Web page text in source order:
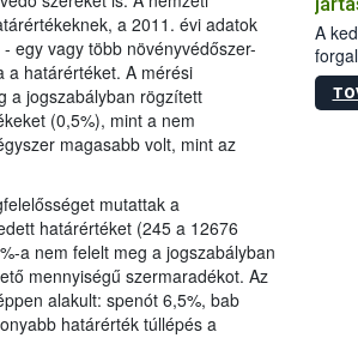
a 2011. évi adatok
egy vagy több növényvédőszer-
a határértéket. A mérési
a jogszabályban rögzített
(0,5%), mint a nem
magasabb volt, mint az
mutattak a
határértéket (245 a 12676
a nem felelt meg a jogszabályban
mennyiségű szermaradékot. Az
alakult: spenót 6,5%, bab
határérték túllépés a
A